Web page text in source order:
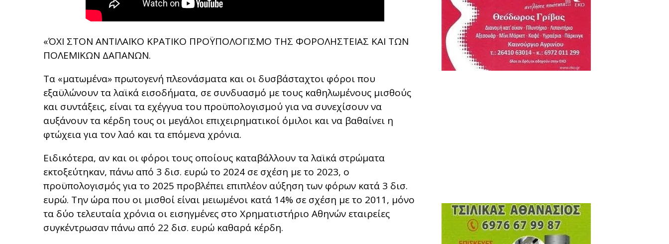
«ΌΧΙ ΣΤΟΝ ΑΝΤΙΛΑΪΚΟ ΚΡΑΤΙΚΟ ΠΡΟΫΠΟΛΟΓΙΣΜΟ ΤΗΣ ΦΟΡΟΛΗΣΤΕΙΑΣ ΚΑΙ ΤΩΝ
ΠΟΛΕΜΙΚΩΝ ΔΑΠΑΝΩΝ.
Τα «ματωμένα» πρωτογενή πλεονάσματα και οι δυσβάσταχτοι φόροι που
εξαϋλώνουν τα λαϊκά εισοδήματα, σε συνδυασμό με τους καθηλωμένους μισθούς
και συντάξεις, είναι τα εχέγγυα του προϋπολογισμού για να συνεχίσουν να
αυξάνουν τα κέρδη τους οι μεγάλοι επιχειρηματικοί όμιλοι και να βαθαίνει η
φτώχεια για τον λαό και τα επόμενα χρόνια.
Ειδικότερα, αν και οι φόροι τους οποίους καταβάλλουν τα λαϊκά στρώματα
εκτοξεύτηκαν, πάνω από 3 δισ. ευρώ το 2024 σε σχέση με το 2023, ο
προϋπολογισμός για το 2025 προβλέπει επιπλέον αύξηση των φόρων κατά 3 δισ.
ευρώ. Την ώρα που οι μισθοί είναι μειωμένοι κατά 14% σε σχέση με το 2011, μόνο
τα δύο τελευταία χρόνια οι εισηγμένες στο Χρηματιστήριο Αθηνών εταιρείες
συγκέντρωσαν πάνω από 22 δισ. ευρώ καθαρά κέρδη.